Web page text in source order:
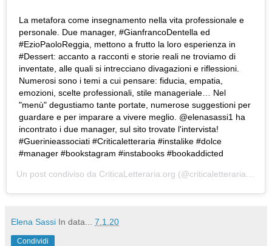
La metafora come insegnamento nella vita professionale e
personale. Due manager, #GianfrancoDentella ed
#EzioPaoloReggia, mettono a frutto la loro esperienza in
#Dessert: accanto a racconti e storie reali ne troviamo di
inventate, alle quali si intrecciano divagazioni e riflessioni.
Numerosi sono i temi a cui pensare: fiducia, empatia,
emozioni, scelte professionali, stile manageriale… Nel
"menù" degustiamo tante portate, numerose suggestioni per
guardare e per imparare a vivere meglio. @elenasassi1 ha
incontrato i due manager, sul sito trovate l'intervista!
#Guerinieassociati #Criticaletteraria #instalike #dolce
#manager #bookstagram #instabooks #bookaddicted
Un post condiviso da CriticaLetteraria.org (@criticaletteraria) in data:
Elena Sassi In data... 7.1.20
Condividi